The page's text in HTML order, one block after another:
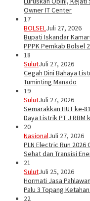
Owner IT Center
17
BOLSELJuli 27, 2026
Bupati Iskandar
PPPK Pemkab Bolsel
18
SulutJuli 27, 2026
Cegah Dini Bahaya
Tuminting Manado
19
SulutJuli 27, 2026
Semarakkan HUT ke-
Daya Listrik PT J RBM
20
NasionalJuli 27, 2026
PLN Electric Run
Sehat dan Transisi
21
SulutJuli 25, 2026
Hormati Jasa
Palu 3 Topang
22